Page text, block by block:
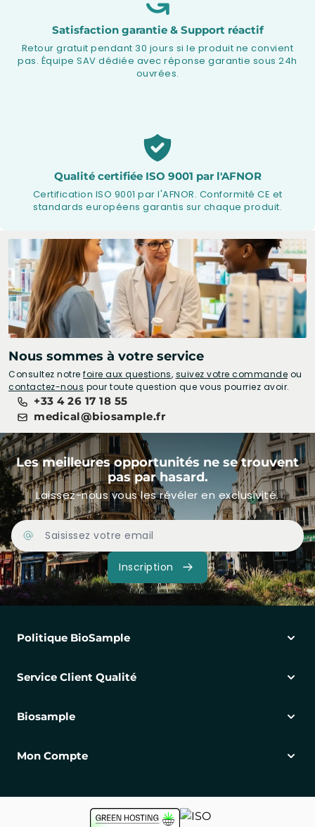
Satisfaction garantie & Support réactif
Retour gratuit pendant 30 jours si le produit ne convient
pas. Équipe SAV dédiée avec réponse garantie sous 24h
ouvrées.
Qualité certifiée ISO 9001 par l'AFNOR
Certification ISO 9001 par l'AFNOR. Conformité CE et
standards européens garantis sur chaque produit.
Nous sommes à votre service
Consultez notre foire aux questions, suivez votre commande ou
contactez-nous pour toute question que vous pourriez avoir.
+33 4 26 17 18 55
medical@biosample.fr
Les meilleures opportunités ne se trouvent
pas par hasard.
Laissez-nous vous les révéler en exclusivité.
Adresse Email
Inscription
Politique BioSample
Service Client Qualité
Biosample
Mon Compte